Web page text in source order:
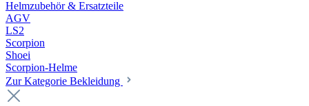
Helmzubehör & Ersatzteile
AGV
LS2
Scorpion
Shoei
Scorpion-Helme
Zur Kategorie Bekleidung